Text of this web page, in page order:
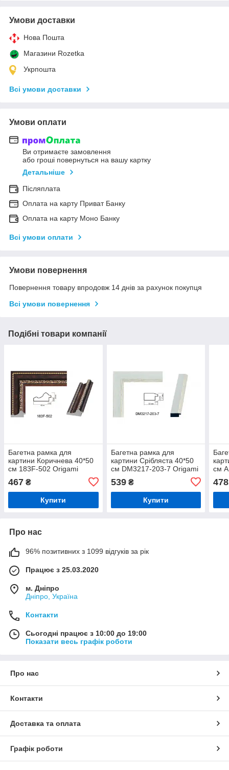
Умови доставки
Нова Пошта
Магазини Rozetka
Укрпошта
Всі умови доставки
Умови оплати
Ви отримаєте замовлення
або гроші повернуться на вашу картку
Детальніше
Післяплата
Оплата на карту Приват Банку
Оплата на карту Моно Банку
Всі умови оплати
Умови повернення
Повернення товару впродовж 14 днів за рахунок покупця
Всі умови повернення
Подібні товари компанії
Багетна рамка для
картини Коричнева 40*50
см 183F-502 Origami
467 ₴
Купити
Багетна рамка для
картини Срібляста 40*50
см DM3217-203-7 Origami
539₴
Купити
см
478
Про нас
96% позитивних з 1099 відгуків за рік
Працює з 25.03.2020
м. Дніпро
Дніпро, Україна
Контакти
Сьогодні працює з 10:00 до 19:00
Показати весь графік роботи
Про нас
Контакти
Доставка та оплата
Графік роботи